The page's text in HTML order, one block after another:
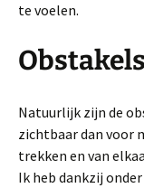
te voelen.
Obstakels
Natuurlijk zijn de
zichtbaar dan voor
trekken en van
Ik heb dankzij